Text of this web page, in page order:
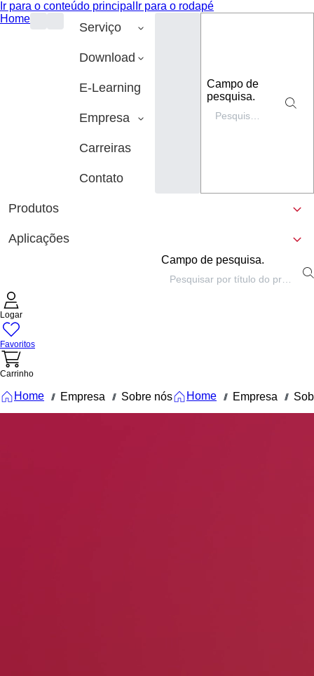
Ir para o conteúdo principal Ir para o rodapé
Home
Serviço
Download
E-Learning
Empresa
Carreiras
Contato
Campo de
pesquisa.
Produtos
Aplicações
Campo de pesquisa.
Logar
Favoritos
Carrinho
Home /// Empresa /// Sobre nós Home /// Empresa ///